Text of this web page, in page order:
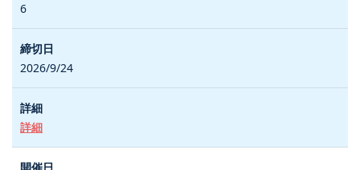
6
2026/9/24
詳細